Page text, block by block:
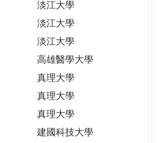
淡江大學
淡江大學
淡江大學
高雄醫學大學
真理大學
真理大學
真理大學
建國科技大學